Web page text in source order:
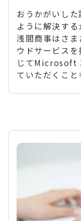
おうかがいし
ように解決する
浅間商事はさ
ウドサービス
じてMicrosoft
ていただくこと